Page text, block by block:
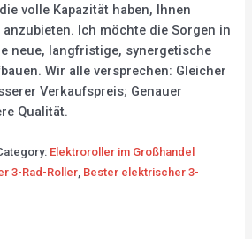
volle Kapazität haben, Ihnen
Ich möchte die Sorgen in
neue, langfristige, synergetische
Wir alle versprechen: Gleicher
Verkaufspreis; Genauer
Qualität.
Elektroroller im Großhandel
3-Rad-Roller Bester elektrischer 3-